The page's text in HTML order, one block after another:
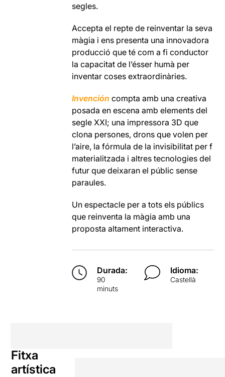
segles.
Accepta el repte de reinventar la seva
màgia i ens presenta una innovadora
producció que té com a fi conductor
la capacitat de l’ésser humà per
inventar coses extraordinàries.
Invencióncompta amb una creativa
posada en escena amb elements del
segle XXI; una impressora 3D que
clona persones, drons que volen per
l’aire, la fórmula de la invisibilitat per f
materialitzada i altres tecnologies del
futur que deixaran el públic sense
paraules.
Un espectacle per a tots els públics
que reinventa la màgia amb una
proposta altament interactiva.
Durada:
90
minuts
Idioma:
Castellà
Fitxa
artística